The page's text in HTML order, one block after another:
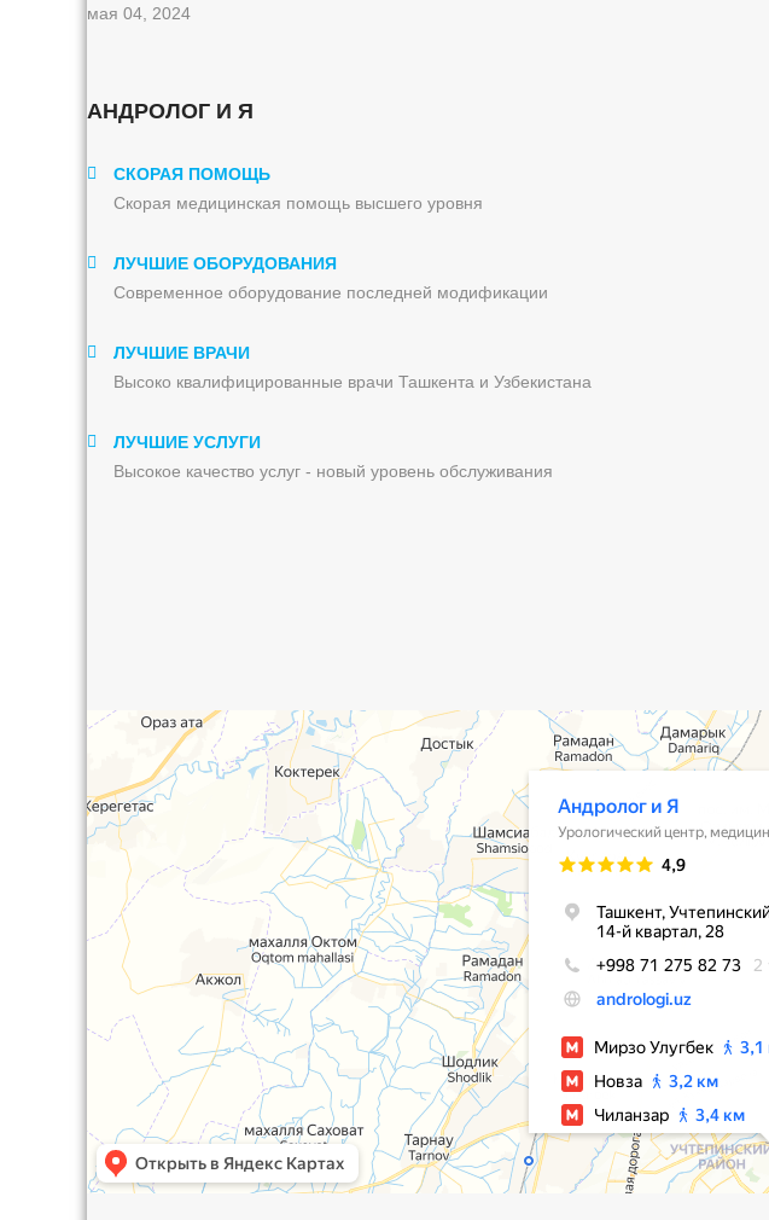
мая 04, 2024
АНДРОЛОГ И Я
СКОРАЯ ПОМОЩЬ
Скорая медицинская помощь высшего уровня
ЛУЧШИЕ ОБОРУДОВАНИЯ
Современное оборудование последней модификации
ЛУЧШИЕ ВРАЧИ
Высоко квалифицированные врачи Ташкента и Узбекистана
ЛУЧШИЕ УСЛУГИ
Высокое качество услуг - новый уровень обслуживания